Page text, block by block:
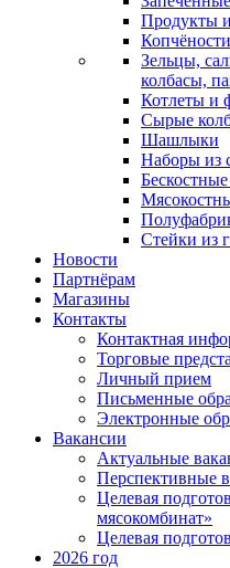
Продукты
Зельцы,
колбасы,
Котлеты и
Сырые
Шашлыки
Наборы из
Стейки из
Новости
Партнёрам
Магазины
Контакты
Контактная
Торговые
Личный прием
Письменные
Электронные
Вакансии
Актуальные
Перспективные
Целевая
мясокомбинат»
Целевая
2026 год